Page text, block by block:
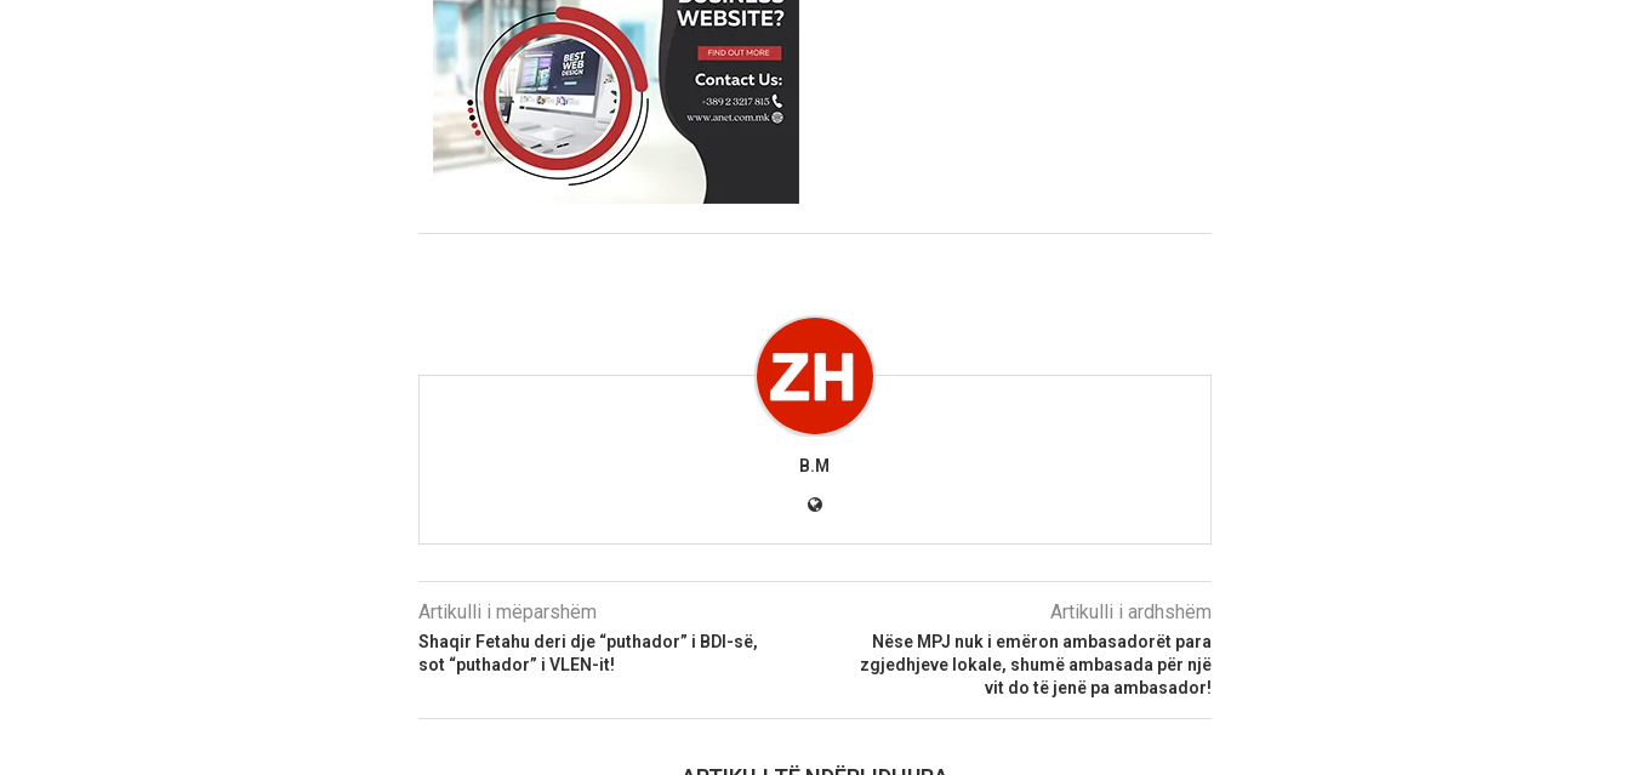
B.M
Artikulli i mëparshëm
Shaqir Fetahu deri dje “puthador” i BDI-së,
sot “puthador” i VLEN-it!
Artikulli i ardhshëm
Nëse MPJ nuk i emëron ambasadorët para
zgjedhjeve lokale, shumë ambasada për një
vit do të jenë pa ambasador!